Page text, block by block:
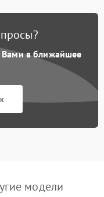
Вами в ближайшее
модели